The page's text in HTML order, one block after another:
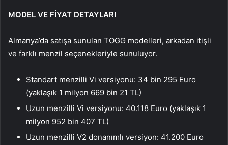
MODEL VE FİYAT DETAYLARI
Almanya’da satışa sunulan TOGG modelleri, arkadan itişli
ve farklı menzil seçenekleriyle sunuluyor.
Standart menzilli Vi versiyonu: 34 bin 295 Euro
(yaklaşık 1 milyon 669 bin 21 TL)
Uzun menzilli Vi versiyonu: 40.118 Euro (yaklaşık 1
milyon 952 bin 407 TL)
Uzun menzilli V2 donanımlı versiyon: 41.200 Euro